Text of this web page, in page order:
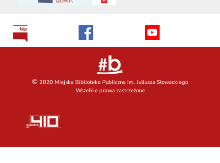
© 2020 Miejska Biblioteka Publiczna im. Juliusza Słowackiego
Wszelkie prawa zastrzeżone